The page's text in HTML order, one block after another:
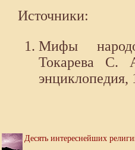
Источники:
Мифы
Токарева С.
энциклопедия,
Десять интереснейших